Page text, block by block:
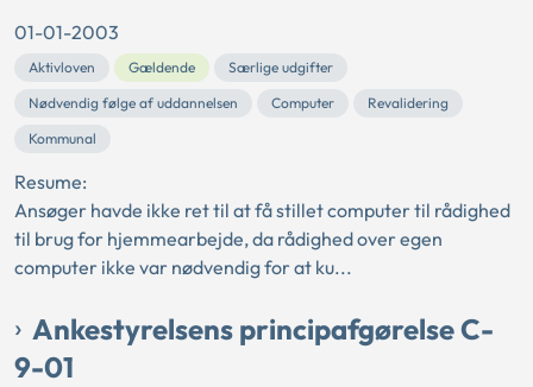
01-01-2003
Aktivloven Gældende
Særlige udgifter
Nødvendig følge af uddannelsen
Computer
Revalidering
Kommunal
Resume:
Ansøger havde ikke ret til at få stillet computer til rådighed
til brug for hjemmearbejde, da rådighed over egen
computer ikke var nødvendig for at ku...
Ankestyrelsens principafgørelse C-
9-01